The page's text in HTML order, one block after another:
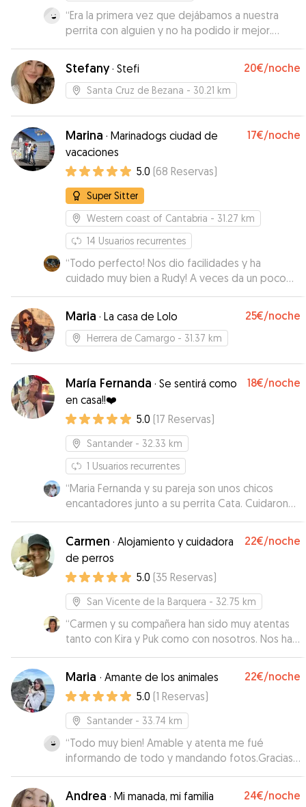
gustan los perros y que tiene mucha mano y
experiencia. Sin duda, me quedo con la
tranquilidad de haber encontrado una "mamá
adoptiva" para próximos viajes. Sí tenéis la
suerte de que tenga disponibilidad, no dudéis
en contar con ella!”
“Era la primera vez que dejábamos a nuestra
perrita con alguien y no ha podido ir mejor.
Desde el minuto uno con Ruth han sido todo
facilidades, es súper flexible en horarios,
transparente y nos mantuvo informados en todo
momento. Nuestra perra no ha podido estar en
repetiremos sin dudarlo!”
Stefany· Stefi 20€/noche
Santa Cruz de Bezana - 30.21 km
Marina · Marinadogs ciudad de
vacaciones
17€/noche
5.0 (68 Reservas)
Super Sitter
Western coast of Cantabria - 31.27 km
14 Usuarios recurrentes
“Todo perfecto! Nos dio facilidades y ha
cuidado muy bien a Rudy! A veces da un poco
de miedo dejarlo con alguien desconocido,pero
sin duda hemos acertado!! Tiene un jardín genial
para los perretes. Nos mandaba fotos y se le
veía encantado Repetiremos sin duda.
Maria · La casa de Lolo 25€/noche
Herrera de Camargo - 31.37 km
María Fernanda · Se sentirá como
en casa!!❤️
18€/noche
5.0 (17 Reservas)
Santander - 32.33 km
1 Usuarios recurrentes
“Maria Fernanda y su pareja son unos chicos
encantadores junto a su perrita Cata. Cuidaron
de Lola estupendamente, jugaron con ella, se
preocuparon de la alimentación de Lola porque
la cuesta bastante fuera de casa comer y
además me facilitaron bastante tanto llevar a
Lola como recogerla. Sin duda para repetir.
Carmen · Alojamiento y cuidadora
de perros
22€/noche
5.0 (35 Reservas)
San Vicente de la Barquera - 32.75 km
“Carmen y su compañera han sido muy atentas
tanto con Kira y Puk como con nosotros. Nos han
dado desde el minuto 1, confianza para dejarlos
a su cargo. A su recojida estaban muy bien y
contentos. Con Puk han tenido un trato especial
pues es escapista y en todo momento lo han
tenido bajo control. La casa es un paraiso, con un
jardín que hace las delicias de los peludos.Muy
recomendables y cuando volvamos a ir por la
zona contactaremos nuevamente con ellas. Se
percibe su amor por los animales”
Maria · Amante de los animales 22€/noche
5.0 (1 Reservas)
Santander - 33.74 km
“Todo muy bien! Amable y atenta me fué
informando de todo y mandando fotos.Gracias
Maria 😉 🦮”
Andrea · Mi manada, mi familia 24€/noche